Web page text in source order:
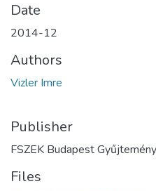
Date
2014-12
Authors
Vizler Imre
Publisher
FSZEK Budapest Gyűjtemény
Files